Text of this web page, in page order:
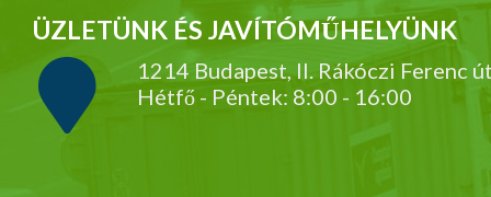
ÜZLETÜNK ÉS JAVÍTÓMŰHELYÜNK
1214 Budapest, II. Rákóczi Ferenc
Hétfő - Péntek: 8:00 - 16:00